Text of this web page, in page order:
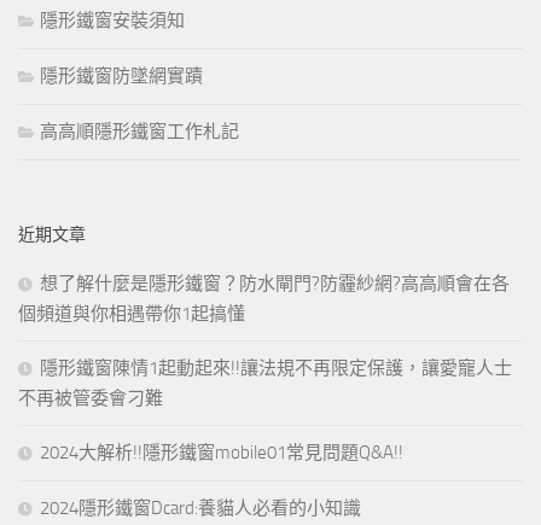
隱形鐵窗安裝須知
隱形鐵窗防墜網實蹟
高高順隱形鐵窗工作札記
近期文章
想了解什麼是隱形鐵窗？防水閘門?防霾紗網?高高順會在各
個頻道與你相遇帶你1起搞懂
隱形鐵窗陳情1起動起來!!讓法規不再限定保護，讓愛寵人士
不再被管委會刁難
2024大解析!!隱形鐵窗mobile01常見問題Q&A!!
2024隱形鐵窗Dcard:養貓人必看的小知識